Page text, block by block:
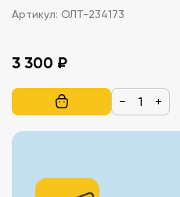
Артикул: ОЛТ-234173
3 300 ₽
− +